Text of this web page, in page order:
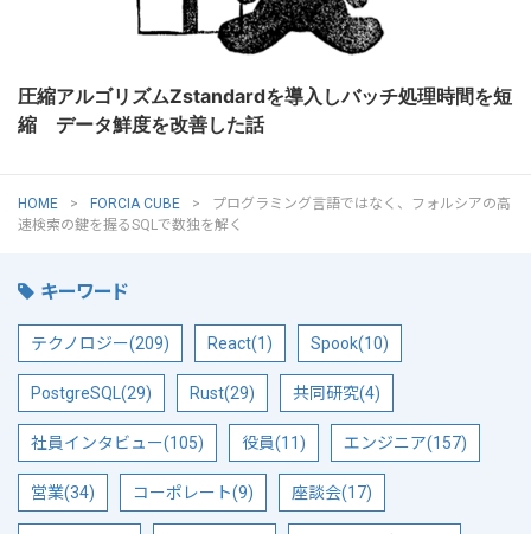
圧縮アルゴリズムZstandardを導入しバッチ処理時間を短
縮 データ鮮度を改善した話
HOME FORCIA CUBE
プログラミング言語ではなく、フォルシアの高
速検索の鍵を握るSQLで数独を解く
キーワード
テクノロジー(209) React(1) Spook(10)
PostgreSQL(29) Rust(29) 共同研究(4)
社員インタビュー(105) 役員(11) エンジニア(157)
営業(34) コーポレート(9) 座談会(17)